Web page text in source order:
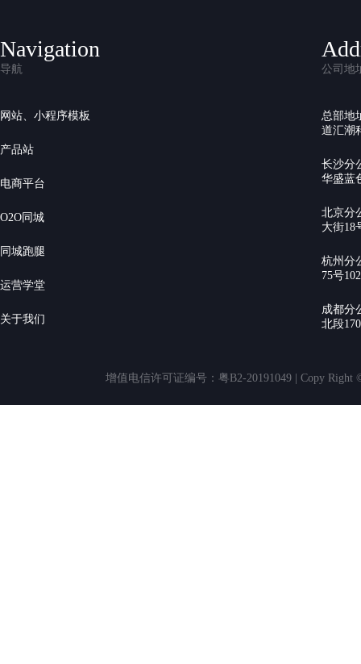
Navigation
导航
网站、小程序模板
产品站
电商平台
O2O同城
同城跑腿
运营学堂
关于我们
公司地
总部地
道汇潮
长沙分
华盛蓝
北京分
大街18
杭州分
75号
成都分
北段
增值电信许可证编号：粤B2-20191049 | Copy